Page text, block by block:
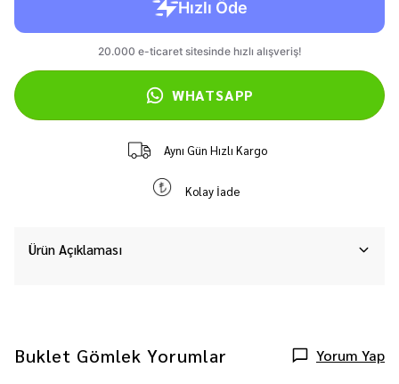
WHATSAPP
Aynı Gün Hızlı Kargo
Kolay İade
Ürün Açıklaması
Buklet Gömlek Yorumlar Yorum Yap